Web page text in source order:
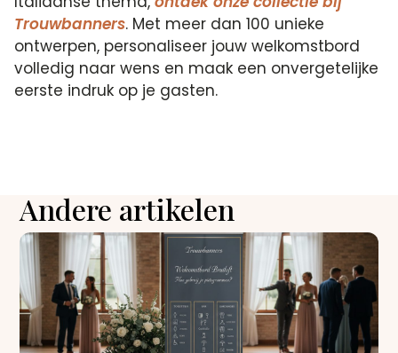
Trouwbanners. Met meer dan 100 unieke
ontwerpen, personaliseer jouw welkomstbord
volledig naar wens en maak een onvergetelijke
eerste indruk op je gasten.
Andere artikelen